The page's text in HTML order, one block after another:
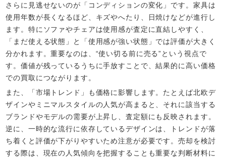
さらに見逃せないのが「コンディションの変化」です。家具は
使用年数が長くなるほど、キズやへたり、日焼けなどが進行し
ます。特にソファやチェアは使用感が査定に直結しやすく、
「まだ使える状態」と「使用感が強い状態」では評価が大きく
分かれます。重要なのは、“使い切る前に売る”という視点で
す。価値が残っているうちに手放すことで、結果的に高い価格
での買取につながります。
また、「市場トレンド」も価格に影響します。たとえば北欧デ
ザインやミニマルスタイルの人気が高まると、それに該当する
ブランドやモデルの需要が上昇し、査定額にも反映されます。
逆に、一時的な流行に依存しているデザインは、トレンドが落
ち着くと評価が下がりやすいため注意が必要です。売却を検討
する際は、現在の人気傾向を把握することも重要な判断材料に